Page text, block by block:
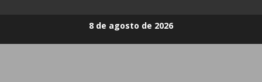
8 de agosto de 2026